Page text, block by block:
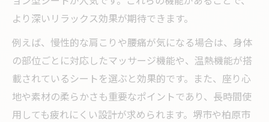
より深いリラックス効果が期待できます。
例えば、慢性的な肩こりや腰痛が気になる場合は、身体
の部位ごとに対応したマッサージ機能や、温熱機能が搭
載されているシートを選ぶと効果的です。また、座り心
地や素材の柔らかさも重要なポイントであり、長時間使
用しても疲れにくい設計が求められます。堺市や柏原市